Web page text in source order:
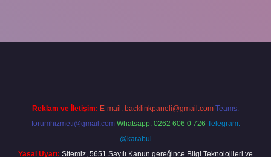
Reklam ve İletişim: E-mail: backlinkpaneli@gmail.com Teams:
forumhizmeti@gmail.com Whatsapp: 0262 606 0 726 Telegram:
@karabul
Yasal Uyarı: Sitemiz, 5651 Sayılı Kanun gereğince Bilgi Teknolojileri ve